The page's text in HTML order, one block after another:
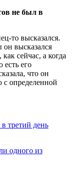
не был в
то высказался.
высказался
сейчас, а когда
есть его
что он
с определенной
третий день
одного из